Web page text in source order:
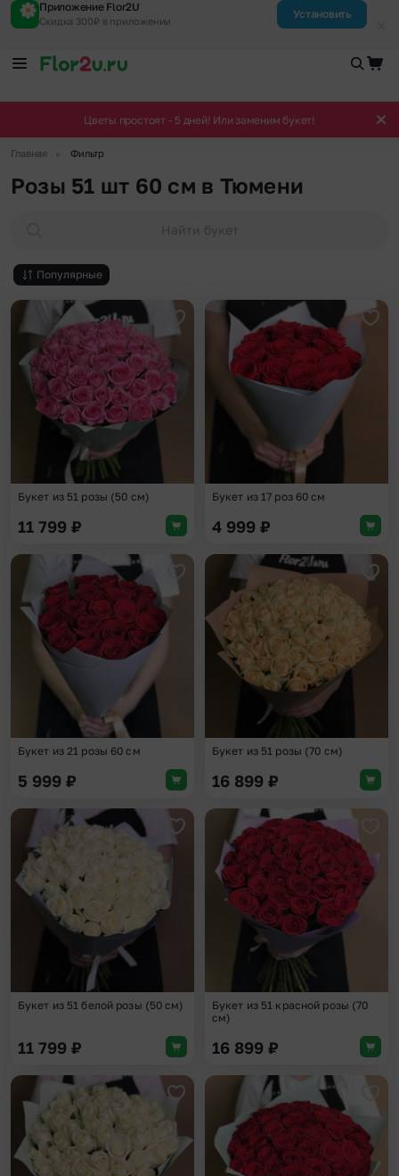
Приложение Flor2U
Скидка 300₽ в приложении
Установить
Цветы простоят - 5 дней! Или заменим букет!
Главная Фильтр
Розы 51 шт 60 см в Тюмени
Найти букет
Популярные
Добавить в избранное
Букет из 51 розы (50 см)
11 799 ₽
Букет из 17 роз 60 см
4 999 ₽
Добавить в избранное
Букет из 21 розы 60 см
5 999 ₽
Букет из 51 розы (70 см)
16 899 ₽
Добавить в избранное
Букет из 51 белой розы (50 см)
11 799 ₽
Букет из 51 красной розы (70
см)
16 899 ₽
Добавить в избранное